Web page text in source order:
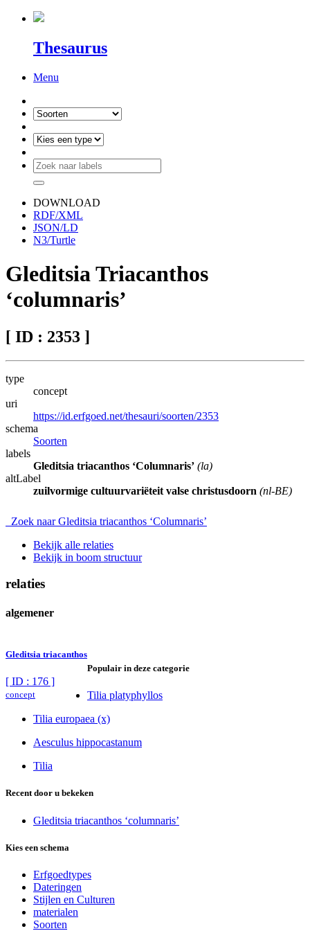
Thesaurus
Menu
DOWNLOAD
RDF/XML
JSON/LD
N3/Turtle
Gleditsia Triacanthos
‘columnaris’
[ ID : 2353 ]
type
concept
uri
https://id.erfgoed.net/thesauri/soorten/2353
schema
Soorten
labels
Gleditsia triacanthos ‘Columnaris’ (la)
altLabel
zuilvormige cultuurvariëteit valse christusdoorn (nl-BE)
Zoek naar Gleditsia triacanthos ‘Columnaris’
Bekijk alle relaties
Bekijk in boom structuur
relaties
algemener
Gleditsia triacanthos
[ ID : 176 ]
concept
Populair in deze categorie
Tilia platyphyllos
Tilia europaea (x)
Aesculus hippocastanum
Tilia
Recent door u bekeken
Gleditsia triacanthos ‘columnaris’
Kies een schema
Erfgoedtypes
Dateringen
Stijlen en Culturen
materialen
Soorten